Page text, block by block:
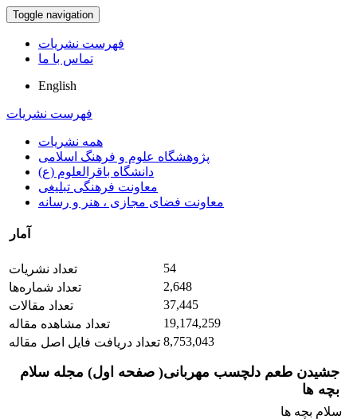
Toggle navigation
فهرست نشریات
تماس با ما
English
فهرست نشریات
همه نشریات
پژوهشگاه علوم و فرهنگ اسلامی
دانشگاه باقرالعلوم (ع)
معاونت فرهنگی تبلیغی
معاونت فضای مجازی ، هنر و رسانه
آمار
تعداد نشریات
54
تعداد شماره‌ها
2,648
تعداد مقالات
37,445
تعداد مشاهده مقاله
19,174,259
تعداد دریافت فایل اصل مقاله 8,753,043
جشیدن طعم دلچسب مهربانی( صفحه اول) مجله سلام
بچه ها
سلام بچه ها